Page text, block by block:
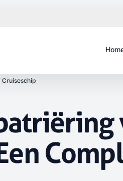
Cruiseschip